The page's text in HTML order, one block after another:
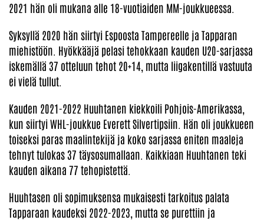
2021 hän oli mukana alle 18-vuotiaiden MM-joukkueessa.
Syksyllä 2020 hän siirtyi Espoosta Tampereelle ja Tapparan
miehistöön. Hyökkääjä pelasi tehokkaan kauden U20-sarjassa
iskemällä 37 otteluun tehot 20+14, mutta liigakentillä vastuuta
ei vielä tullut.
Kauden 2021-2022 Huuhtanen kiekkoili Pohjois-Amerikassa,
kun siirtyi WHL-joukkue Everett Silvertipsiin. Hän oli joukkueen
toiseksi paras maalintekijä ja koko sarjassa eniten maaleja
tehnyt tulokas 37 täysosumallaan. Kaikkiaan Huuhtanen teki
kauden aikana 77 tehopistettä.
Huuhtasen oli sopimuksensa mukaisesti tarkoitus palata
Tapparaan kaudeksi 2022-2023, mutta se purettiin ja